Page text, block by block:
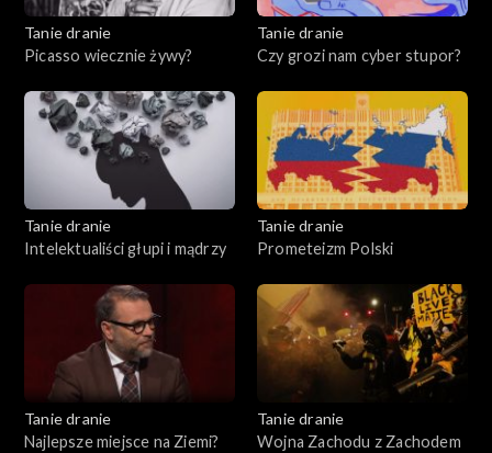
Tanie dranie
Picasso wiecznie żywy?
Tanie dranie
Czy grozi nam cyber stupor?
Tanie dranie
Intelektualiści głupi i mądrzy
Tanie dranie
Prometeizm Polski
Tanie dranie
Najlepsze miejsce na Ziemi?
Tanie dranie
Wojna Zachodu z Zachodem